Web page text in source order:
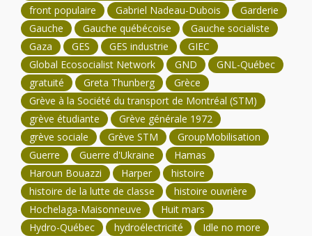
front populaire
Gabriel Nadeau-Dubois
Garderie
Gauche
Gauche québécoise
Gauche socialiste
Gaza
GES GES industrie
GIEC
Global Ecosocialist Network
GND
GNL-Québec
gratuité
Greta Thunberg
Grèce
Grève à la Société du transport de Montréal (STM)
grève étudiante
Grève générale 1972
grève sociale
Grève STM
GroupMobilisation
Guerre
Guerre d'Ukraine
Hamas
Haroun Bouazzi
Harper
histoire
histoire de la lutte de classe
histoire ouvrière
Hochelaga-Maisonneuve
Huit mars
Hydro-Québec
hydroélectricité
Idle no more